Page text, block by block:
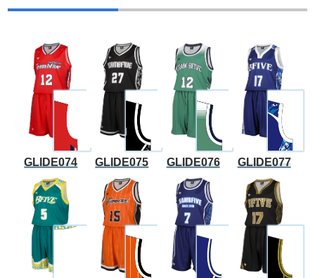
GLIDE074 GLIDE075 GLIDE076 GLIDE077